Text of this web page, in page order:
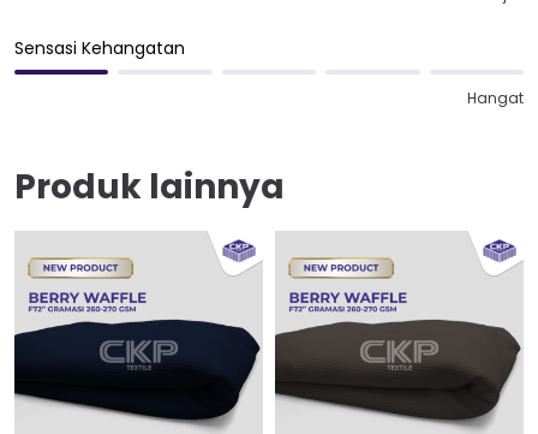
Sensasi Kehangatan
Hangat
Produk lainnya